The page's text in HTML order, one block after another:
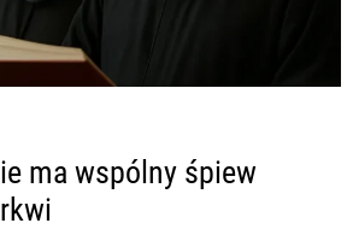
ma wspólny śpiew